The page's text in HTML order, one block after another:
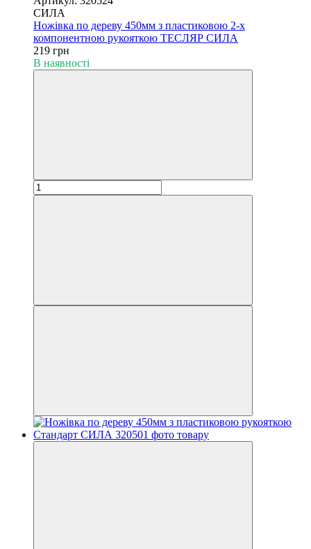
СИЛА
Ножівка по дереву 450мм з пластиковою 2-х
компонентною рукояткою ТЕСЛЯР СИЛА
219 грн
В наявності